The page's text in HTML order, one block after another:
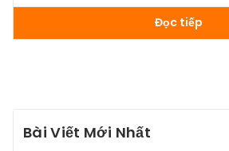
Đọc tiếp
Bài Viết Mới Nhất